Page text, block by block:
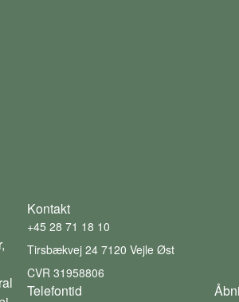
Kontakt
+45 28 71 18 10
Tirsbækvej 24 7120 Vejle Øst
CVR 31958806
Telefontid